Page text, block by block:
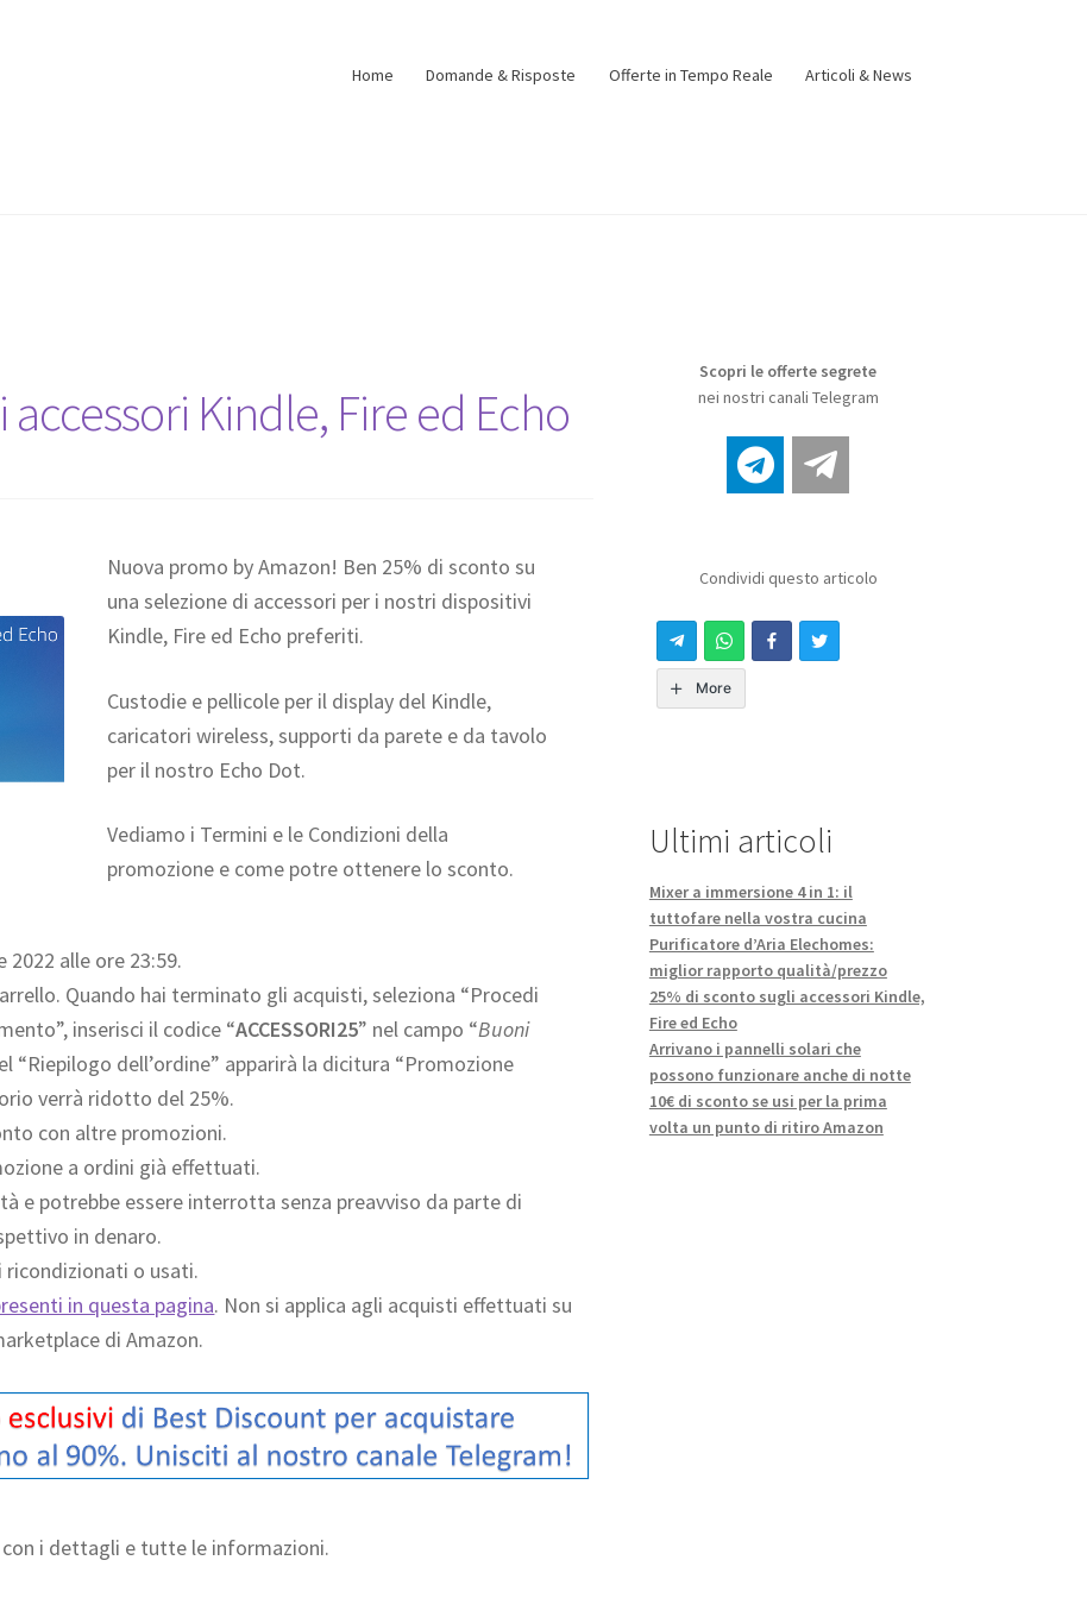
Home Domande & Risposte Offerte in Tempo Reale Articoli & News
Kindle, Fire ed Echo
Nuova promo by Amazon! Ben 25% di sconto su
una selezione di accessori per i nostri dispositivi
Kindle, Fire ed Echo preferiti.
Custodie e pellicole per il display del Kindle,
caricatori wireless, supporti da parete e da tavolo
per il nostro Echo Dot.
Vediamo i Termini e le Condizioni della
promozione e come potre ottenere lo sconto.
alle ore 23:59.
Quando hai terminato gli acquisti, seleziona “Procedi
inserisci il codice “ACCESSORI25” nel campo “Buoni
“Riepilogo dell’ordine” apparirà la dicitura “Promozione
verrà ridotto del 25%.
con altre promozioni.
a ordini già effettuati.
e potrebbe essere interrotta senza preavviso da parte di
in denaro.
ricondizionati o usati.
in questa pagina. Non si applica agli acquisti effettuati su
di Amazon.
con i dettagli e tutte le informazioni.
Scopri le offerte segrete
nei nostri canali Telegram
Condividi questo articolo
More
Ultimi articoli
Mixer a immersione 4 in 1: il
tuttofare nella vostra cucina
Purificatore d’Aria Elechomes:
miglior rapporto qualità/prezzo
25% di sconto sugli accessori Kindle,
Fire ed Echo
Arrivano i pannelli solari che
possono funzionare anche di notte
10€ di sconto se usi per la prima
volta un punto di ritiro Amazon